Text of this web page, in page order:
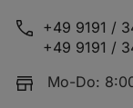
+49 9191 /
+49 9191 /
Mo-Do: